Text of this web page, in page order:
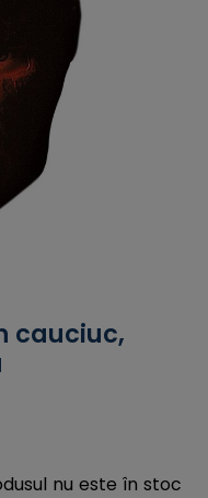
cauciuc,
nu este în stoc